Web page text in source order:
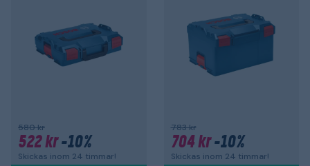
580 kr
522 kr-10%
Skickas inom 24 timmar!
783 kr
704 kr-10%
Skickas inom 24 timmar!